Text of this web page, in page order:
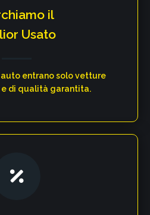
il
Usato
auto entrano solo vetture
di qualità garantita.